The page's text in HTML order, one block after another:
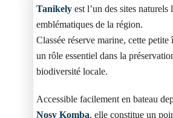
Tanikely est l’un des sites naturels
emblématiques de la région.
Classée réserve marine, cette
un rôle essentiel dans la
biodiversité locale.
Accessible facilement en bateau
Nosy Komba, elle constitue un